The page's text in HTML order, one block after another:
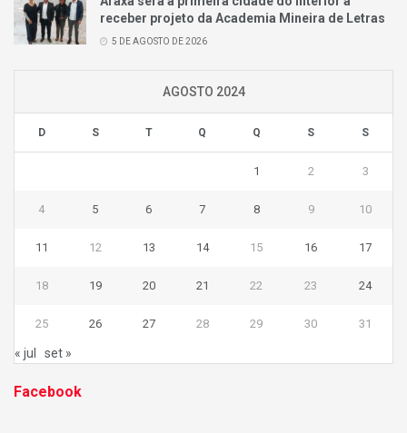
receber projeto da Academia Mineira de Letras
5 DE AGOSTO DE 2026
AGOSTO 2024
D S T Q Q S S
1 2 3
4 5 6 7 8 9 10
11 12 13 14 15 16 17
18 19 20 21 22 23 24
25 26 27 28 29 30 31
« jul set »
Facebook